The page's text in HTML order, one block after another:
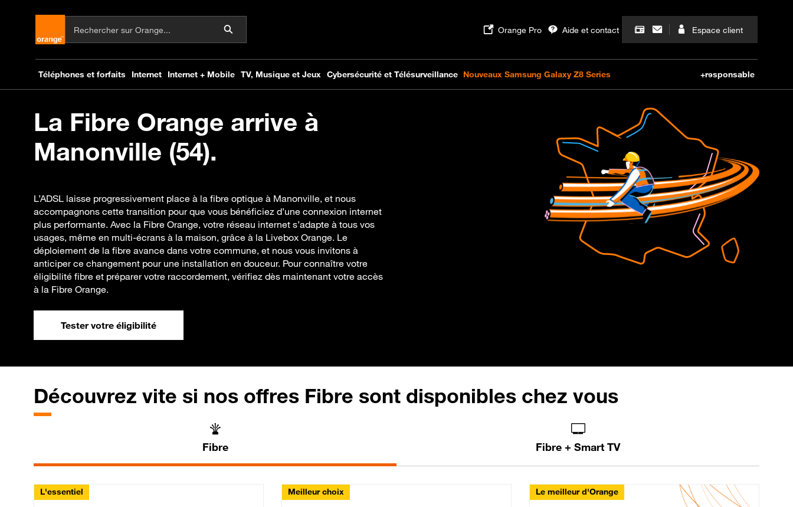
La Fibre Orange arrive à
Manonville (54).
L’ADSL laisse progressivement place à la fibre optique à Manonville, et nous
accompagnons cette transition pour que vous bénéficiez d’une connexion internet
plus performante. Avec la Fibre Orange, votre réseau internet s’adapte à tous vos
usages, même en multi-écrans à la maison, grâce à la Livebox Orange. Le
déploiement de la fibre avance dans votre commune, et nous vous invitons à
anticiper ce changement pour une installation en douceur. Pour connaître votre
éligibilité fibre et préparer votre raccordement, vérifiez dès maintenant votre accès
à la Fibre Orange.
Tester votre éligibilité
Découvrez vite si nos offres Fibre sont disponibles chez vous
Fibre Fibre + Smart TV
L'essentiel Meilleur choix Le meilleur d'Orange